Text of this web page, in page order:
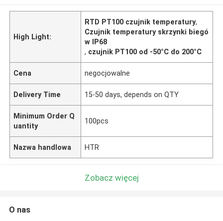
High Light:
RTD PT100 czujnik temperatury,
Czujnik temperatury skrzynki biegó
w IP68
, czujnik PT100 od -50°C do 200°C
Cena negocjowalne
Delivery Time 15-50 days, depends on QTY
Minimum Order Q
uantity
100pcs
Nazwa handlowa HTR
Zobacz więcej
O nas